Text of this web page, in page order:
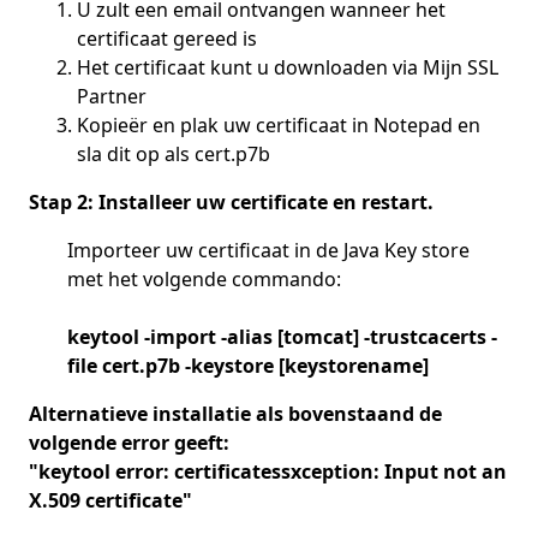
U zult een email ontvangen wanneer het
certificaat gereed is
Het certificaat kunt u downloaden via Mijn SSL
Partner
Kopieër en plak uw certificaat in Notepad en
sla dit op als cert.p7b
Stap 2: Installeer uw certificate en restart.
Importeer uw certificaat in de Java Key store
met het volgende commando:
keytool -import -alias [tomcat] -trustcacerts -
file cert.p7b -keystore [keystorename]
Alternatieve installatie als bovenstaand de
volgende error geeft:
"keytool error: certificatessxception: Input not an
X.509 certificate"